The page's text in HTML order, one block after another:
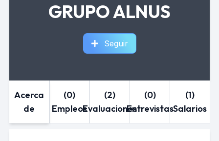
GRUPO ALNUS
Seguir
Acerca
de
(0)
Empleos
(2)
Evaluaciones
(0)
Entrevistas
(1)
Salarios